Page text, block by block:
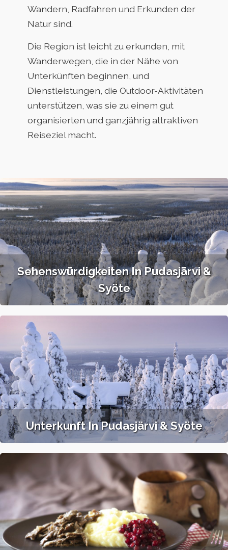
Wandern, Radfahren und Erkunden der
Natur sind.
Die Region ist leicht zu erkunden, mit
Wanderwegen, die in der Nähe von
Unterkünften beginnen, und
Dienstleistungen, die Outdoor-Aktivitäten
unterstützen, was sie zu einem gut
organisierten und ganzjährig attraktiven
Reiseziel macht.
Sehenswürdigkeiten In Pudasjärvi &
Syöte
Unterkunft In Pudasjärvi & Syöte